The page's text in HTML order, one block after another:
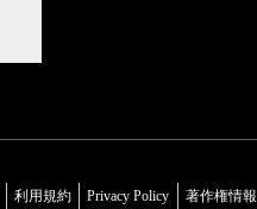
利用規約 Privacy Policy 著作権情報